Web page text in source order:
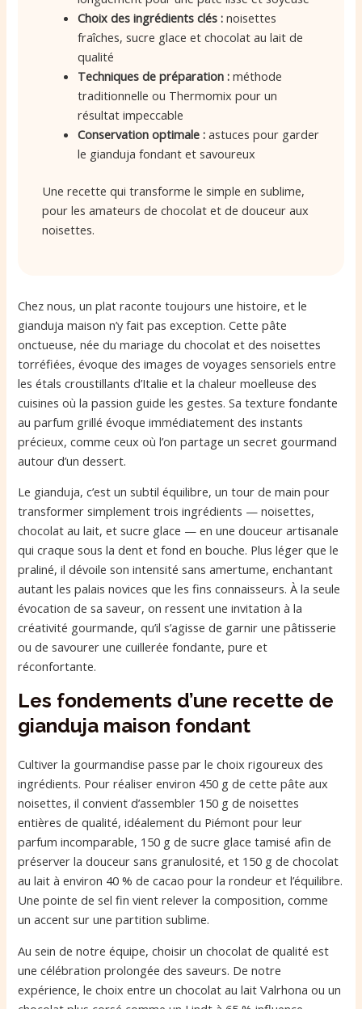
Choix des ingrédients clés : noisettes
fraîches, sucre glace et chocolat au lait de
qualité
Techniques de préparation : méthode
traditionnelle ou Thermomix pour un
résultat impeccable
Conservation optimale : astuces pour garder
le gianduja fondant et savoureux
Une recette qui transforme le simple en sublime,
pour les amateurs de chocolat et de douceur aux
noisettes.
Chez nous, un plat raconte toujours une histoire, et le
gianduja maison n’y fait pas exception. Cette pâte
onctueuse, née du mariage du chocolat et des noisettes
torréfiées, évoque des images de voyages sensoriels entre
les étals croustillants d’Italie et la chaleur moelleuse des
cuisines où la passion guide les gestes. Sa texture fondante
au parfum grillé évoque immédiatement des instants
précieux, comme ceux où l’on partage un secret gourmand
autour d’un dessert.
Le gianduja, c’est un subtil équilibre, un tour de main pour
transformer simplement trois ingrédients — noisettes,
chocolat au lait, et sucre glace — en une douceur artisanale
qui craque sous la dent et fond en bouche. Plus léger que le
praliné, il dévoile son intensité sans amertume, enchantant
autant les palais novices que les fins connaisseurs. À la seule
évocation de sa saveur, on ressent une invitation à la
créativité gourmande, qu’il s’agisse de garnir une pâtisserie
ou de savourer une cuillerée fondante, pure et
réconfortante.
Les fondements d’une recette de
gianduja maison fondant
Cultiver la gourmandise passe par le choix rigoureux des
ingrédients. Pour réaliser environ 450 g de cette pâte aux
noisettes, il convient d’assembler 150 g de noisettes
entières de qualité, idéalement du Piémont pour leur
parfum incomparable, 150 g de sucre glace tamisé afin de
préserver la douceur sans granulosité, et 150 g de chocolat
au lait à environ 40 % de cacao pour la rondeur et l’équilibre.
Une pointe de sel fin vient relever la composition, comme
un accent sur une partition sublime.
Au sein de notre équipe, choisir un chocolat de qualité est
une célébration prolongée des saveurs. De notre
expérience, le choix entre un chocolat au lait Valrhona ou un